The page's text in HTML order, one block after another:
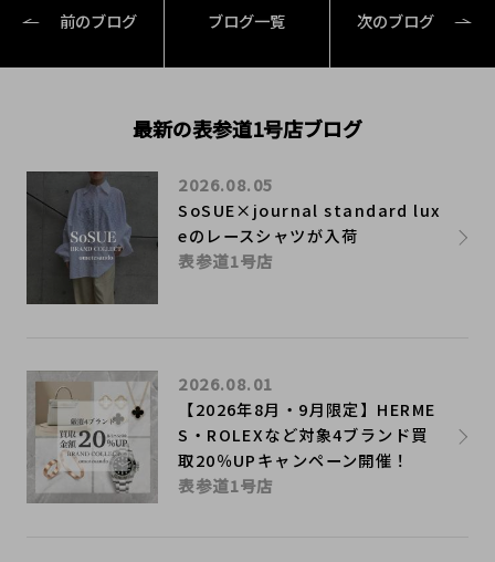
前のブログ ブログ一覧 次のブログ
最新の表参道1号店ブログ
SoSUE×journal standard lux
eのレースシャツが入荷
2026.08.05
表参道1号店
【2026年8月・9月限定】HERME
S・ROLEXなど対象4ブランド買
取20％UPキャンペーン開催！
2026.08.01
表参道1号店